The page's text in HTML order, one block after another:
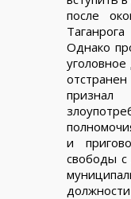
после
Однако
и
свободы